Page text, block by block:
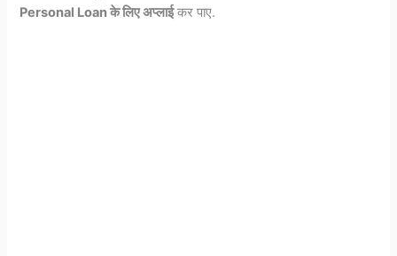
Personal Loan के लिए अप्लाईकर पाए.